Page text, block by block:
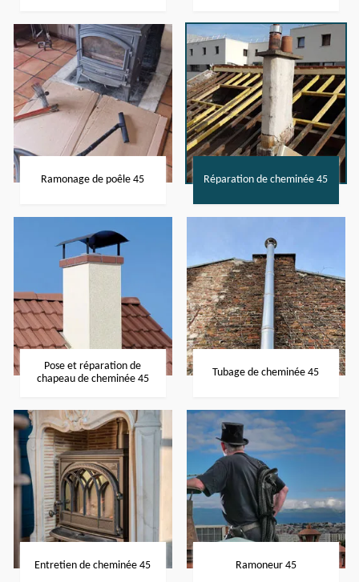
Ramonage de poêle 45 Réparation de cheminée 45
Pose et réparation de
chapeau de cheminée 45
Tubage de cheminée 45
Entretien de cheminée 45 Ramoneur 45